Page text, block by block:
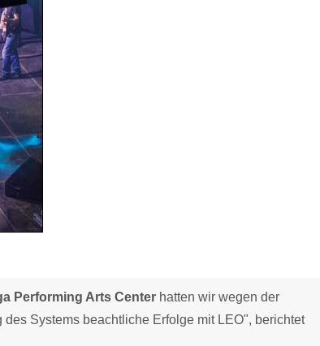
Performing Arts Center hatten wir wegen der
Systems beachtliche Erfolge mit LEO", berichtet